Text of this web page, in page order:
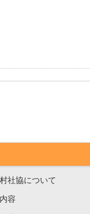
社協について
容